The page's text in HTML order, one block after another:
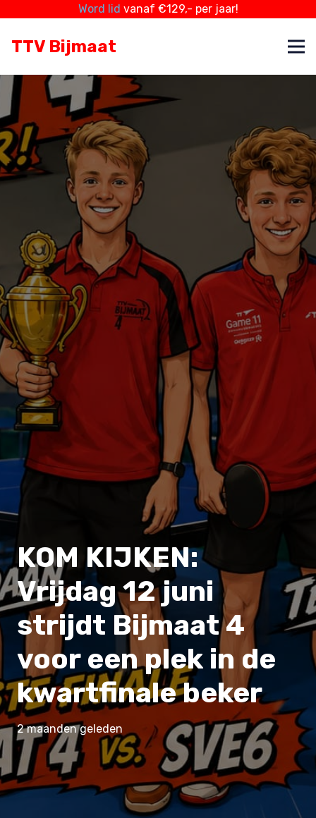
Word lid vanaf €129,- per jaar!
TTV Bijmaat
KOM KIJKEN:
Vrijdag 12 juni
strijdt Bijmaat 4
voor een plek in de
kwartfinale beker
2 maanden geleden